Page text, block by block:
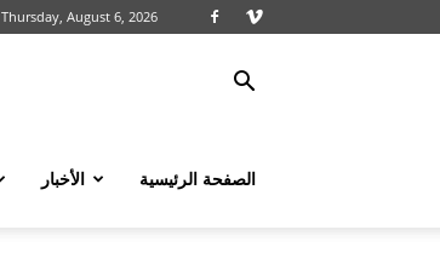
Thursday, August 6, 2026
الأخبار الصفحة الرئيسية